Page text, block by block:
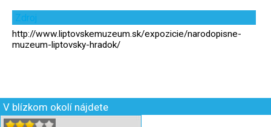
Zdroj
http://www.liptovskemuzeum.sk/expozicie/narodopisne-
muzeum-liptovsky-hradok/
V blízkom okolí nájdete